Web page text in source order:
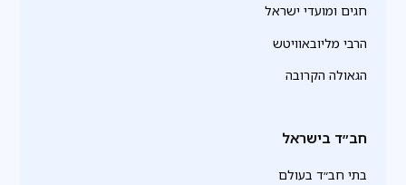
חגים ומועדי ישראל
הרבי מליובאוויטש
הגאולה הקרובה
חב״ד בישראל
בתי חב״ד בעולם